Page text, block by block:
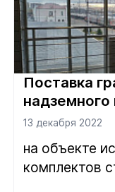
Поставка
Тюмени.
13 декабря 2022
на объекте
комплектов